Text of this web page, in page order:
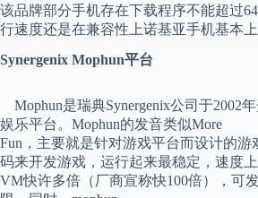
该品牌部分手机存在下载程序不能超过
行速度还是在兼容性上诺基亚手机基本
Synergenix Mophun平台
Mophun是瑞典Synergenix公司于2002
娱乐平台。Mophun的发音类似More
Fun，主要就是针对游戏平台而设计的游
码来开发游戏，运行起来最稳定，速度
VM快许多倍（厂商宣称快100倍），可